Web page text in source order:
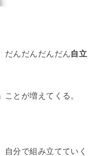
だんだんだんだん自立
ことが増えてくる。
自分で組み立てていく